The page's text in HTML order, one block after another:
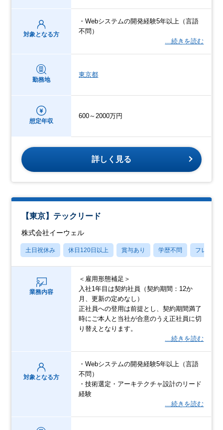
対象となる方
・Webシステムの開発経験5年以上（言語
不問）
…続きを読む
勤務地
東京都
想定年収
600～2000万円
詳しく見る
【東京】テックリード
株式会社イーウェル
土日祝休み 休日120日以上 賞与あり 学歴不問 フレック
業務内容
＜雇用形態補足＞
入社1年目は契約社員（契約期間：12か
月、更新の定めなし）
正社員への登用は前提とし、契約期間満了
時にご本人と当社が合意のうえ正社員に切
り替えとなります。
…続きを読む
対象となる方
・Webシステムの開発経験5年以上（言語
不問）
・技術選定・アーキテクチャ設計のリード
経験
…続きを読む